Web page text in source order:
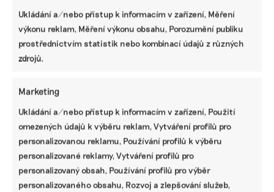
Ukládání a/nebo přístup k informacím v zařízení, Měření
výkonu reklam, Měření výkonu obsahu, Porozumění publiku
prostřednictvím statistik nebo kombinací údajů z různých
zdrojů.
Marketing
Ukládání a/nebo přístup k informacím v zařízení, Použití
omezených údajů k výběru reklam, Vytváření profilů pro
personalizovanou reklamu, Používání profilů k výběru
personalizované reklamy, Vytváření profilů pro
personalizovaný obsah, Používání profilů pro výběr
personalizovaného obsahu, Rozvoj a zlepšování služeb,
informace dostupné všem.
Díky vaší podpoře se můžeme pustit do témat,
která by jinak nevznikla.
Přispějte na vznik obsahu.